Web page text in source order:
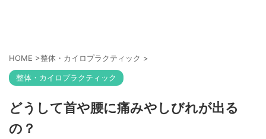
HOME >整体・カイロプラクティック >
整体・カイロプラクティック
どうして首や腰に痛みやしびれが出る
の？